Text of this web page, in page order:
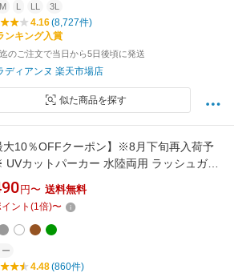
M L LL 3L
4.16(8,727件)
ンキング入賞
のご注文で当日から5日後頃に発送
ディアンヌ 楽天市場店
似た商品を探す
大10％OFFクーポン】※8月下旬再入荷予
カットパーカー 水陸両用 ラッシュガー
ローコードタイプ ウエストギャザータイ
ディース 体型カバー UV 対策 接触冷感 フ
付き フェイスガード 遮光 サムホール【tu-
】
円〜 送料無料
ント (1倍)〜
ー
4.48(860件)